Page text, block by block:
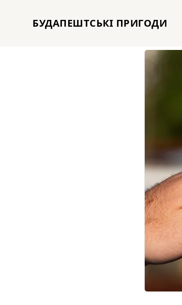
БУДАПЕШТСЬКІ ПРИГОДИ